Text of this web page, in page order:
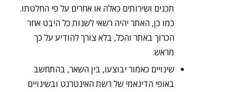
תכנים ושירותים כאלה או אחרים על פי החלטתו.
כמו כן, האתר יהיה רשאי לשנות כל היבט אחר
הכרוך באתר והכל, בלא צורך להודיע על כך
מראש.
שינויים כאמור יבוצעו, בין השאר, בהתחשב
באופי הדינאמי של רשת האינטרנט ובשינויים